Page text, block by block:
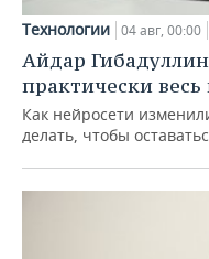
Технологии 04 авг, 00:00
Айдар
практически
Как нейросети
делать, чтобы